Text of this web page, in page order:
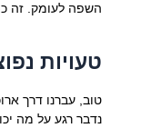
השפה לעומק. זה
טעויות
טוב, עברנו דרך
נדבר רגע על מה